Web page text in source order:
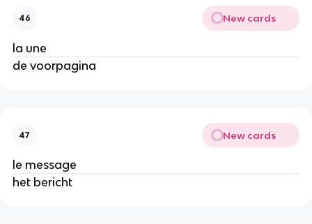
46 New cards
la une
de voorpagina
47 New cards
le message
het bericht